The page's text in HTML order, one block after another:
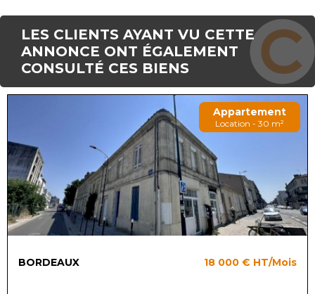
LES CLIENTS AYANT VU CETTE
ANNONCE ONT ÉGALEMENT
CONSULTÉ CES BIENS
Appartement
Location - 30 m²
BORDEAUX 18 000 € HT/Mois